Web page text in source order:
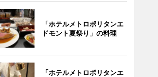
「ホテルメトロポリタンエ
ドモント夏祭り」の料理
「ホテルメトロポリタンエ